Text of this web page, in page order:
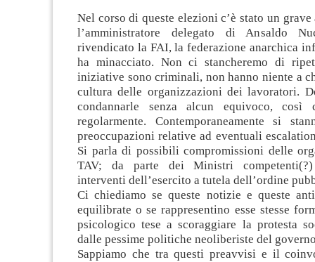
Nel corso di queste elezioni c’è stato un
l’amministratore delegato di Ansaldo
rivendicato la FAI, la federazione anarchica
ha minacciato. Non ci stancheremo di
iniziative sono criminali, non hanno niente a
cultura delle organizzazioni dei lavoratori.
condannarle senza alcun equivoco, così
regolarmente. Contemporaneamente si
preoccupazioni relative ad eventuali
Si parla di possibili compromissioni delle
TAV; da parte dei Ministri
interventi dell’esercito a tutela dell’ordine
Ci chiediamo se queste notizie e queste
equilibrate o se rappresentino esse stesse
psicologico tese a scoraggiare la protesta
dalle pessime politiche neoliberiste del
Sappiamo che tra questi preavvisi e il